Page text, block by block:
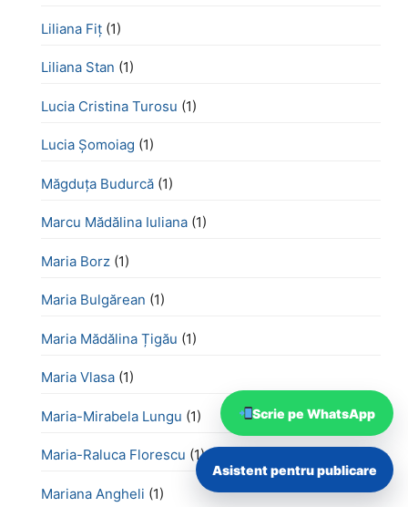
Liliana Fiț (1)
Liliana Stan (1)
Lucia Cristina Turosu (1)
Lucia Șomoiag (1)
Măgduța Budurcă (1)
Marcu Mădălina Iuliana (1)
Maria Borz (1)
Maria Bulgărean (1)
Maria Mădălina Țigău (1)
Maria Vlasa (1)
Maria-Mirabela Lungu (1)
Maria-Raluca Florescu (1)
Mariana Angheli (1)
Scrie pe WhatsApp
Asistent pentru publicare